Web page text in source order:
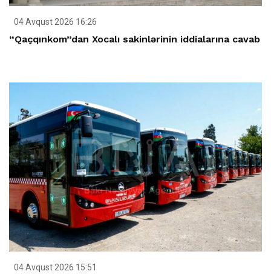
04 Avqust 2026 16:26
“Qaçqınkom”dan Xocalı sakinlərinin iddialarına cavab
04 Avqust 2026 15:51